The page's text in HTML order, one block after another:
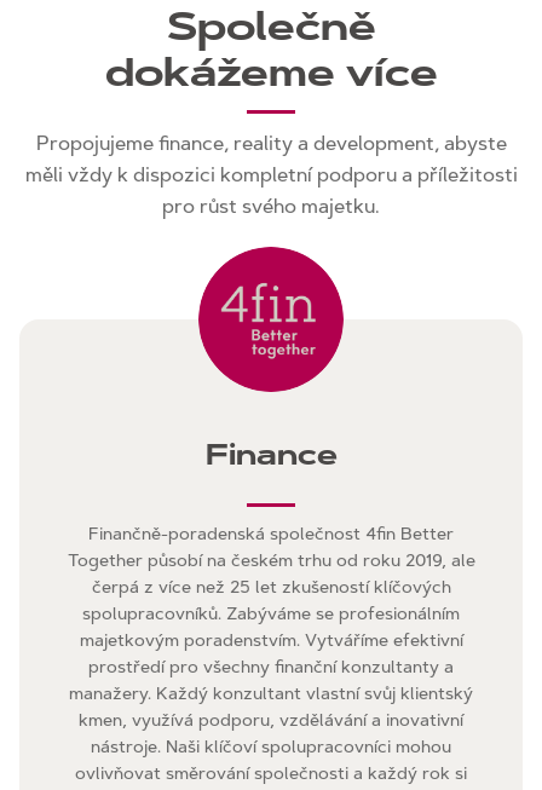
Společně
dokážeme více
Propojujeme finance, reality a development, abyste
měli vždy k dispozici kompletní podporu a příležitosti
pro růst svého majetku.
Finance
Finančně-poradenská společnost 4fin Better
Together působí na českém trhu od roku 2019, ale
čerpá z více než 25 let zkušeností klíčových
spolupracovníků. Zabýváme se profesionálním
majetkovým poradenstvím. Vytváříme efektivní
prostředí pro všechny finanční konzultanty a
manažery. Každý konzultant vlastní svůj klientský
kmen, využívá podporu, vzdělávání a inovativní
nástroje. Naši klíčoví spolupracovníci mohou
ovlivňovat směrování společnosti a každý rok si